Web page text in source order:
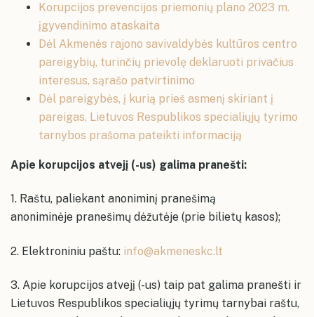
Kinas
Spektaklis
Konkursai / festivaliai
Edukaciniai renginiai
Akmenės kultūros namai
Ventos kultūros namai
Papilės kultūros namai
Kruopių kultūros namai
Alkiškių kultūros namai
Administracinė informacija
Planavimo dokumentai
Korupcijos prevencija
Renginių planai
Kultūros centro meno mėgėjų
kolektyvų repeticijų grafikai
Karjera
Įstaigos vadovas ir struktūra
centro paslaugos ir jų įkainiai
Naujosios Akmenės Kultūros rūmų
Informacija neįgaliesiems
Planavimo dokumentai
Korupcijos prevencija
Renginių planai
Kultūros centro meno mėgėjų kolektyvų repeticijų
grafikai
Karjera
Korupcijos prevencijos priemonių plano 2023 m.
įgyvendinimo ataskaita
Dėl Akmenės rajono savivaldybės kultūros centro
pareigybių, turinčių prievolę deklaruoti privačius
interesus, sąrašo patvirtinimo
Dėl pareigybės, į kurią prieš asmenį skiriant į
pareigas, Lietuvos Respublikos specialiųjų tyrimo
tarnybos prašoma pateikti informaciją
Apie korupcijos atvejį (-us) galima pranešti:
1. Raštu, paliekant anoniminį pranešimą
anoniminėje pranešimų dėžutėje (prie bilietų kasos);
2. Elektroniniu paštu: info@akmeneskc.lt
3. Apie korupcijos atvejį (-us) taip pat galima pranešti ir
Lietuvos Respublikos specialiųjų tyrimų tarnybai raštu,